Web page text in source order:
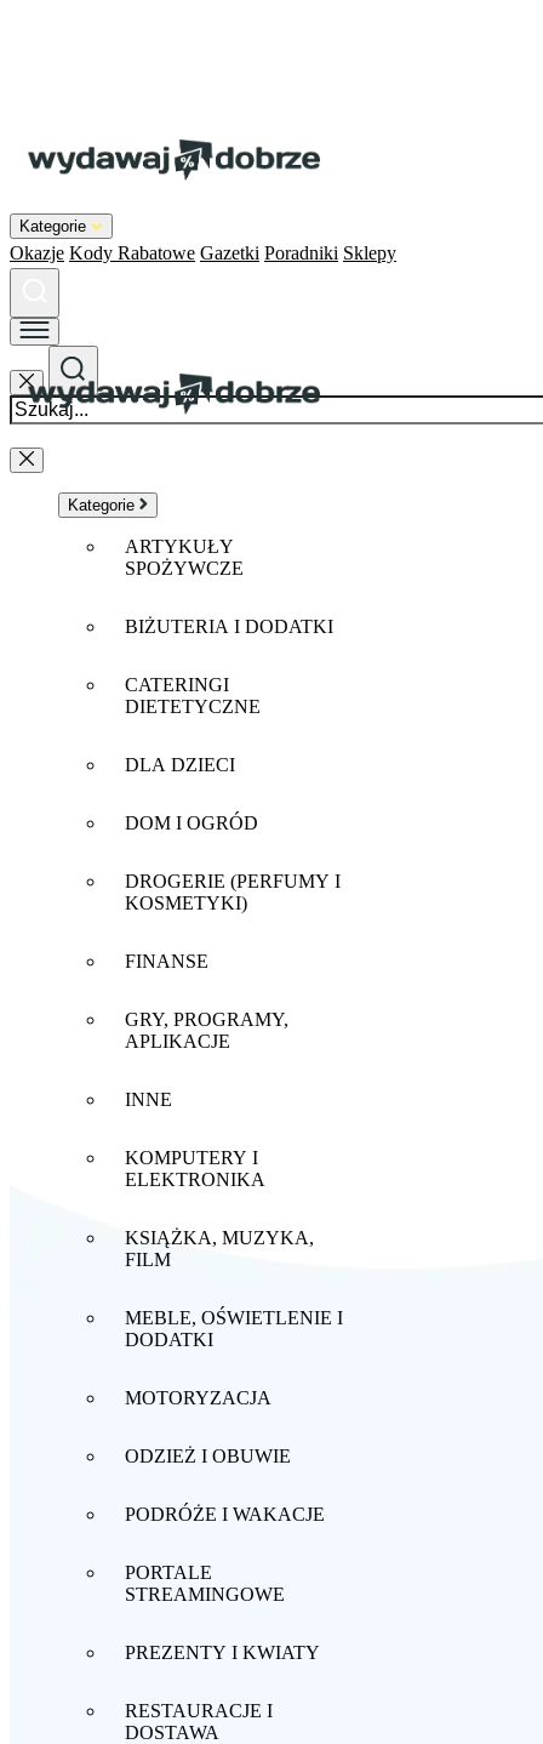
Kategorie
Okazje Kody Rabatowe Gazetki Poradniki Sklepy
Kategorie
ARTYKUŁY
SPOŻYWCZE
BIŻUTERIA I DODATKI
CATERINGI
DIETETYCZNE
DLA DZIECI
DOM I OGRÓD
DROGERIE (PERFUMY I
KOSMETYKI)
FINANSE
GRY, PROGRAMY,
APLIKACJE
INNE
KOMPUTERY I
ELEKTRONIKA
KSIĄŻKA, MUZYKA,
FILM
MEBLE, OŚWIETLENIE I
DODATKI
MOTORYZACJA
ODZIEŻ I OBUWIE
PODRÓŻE I WAKACJE
PORTALE
STREAMINGOWE
PREZENTY I KWIATY
RESTAURACJE I
DOSTAWA